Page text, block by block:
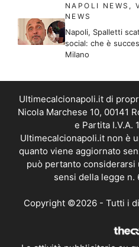
NAPOLI NEWS ,
NEWS
Napoli, Spalletti
social: che è
Milano
Ultimecalcionapoli.it di
Nicola Marchese 10, 00141
e Partita I.V.A.
Ultimecalcionapoli.it non è
quanto viene aggiornato
può pertanto
sensi della legge n.
Copyright ©2026 - Tutti i